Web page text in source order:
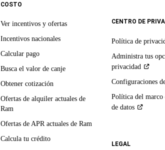
COSTO
Ver incentivos y ofertas
Incentivos nacionales
Calcular pago
Busca el valor de canje
Obtener cotización
Ofertas de alquiler actuales de
Ram
Ofertas de APR actuales de Ram
Calcula tu crédito
CENTRO DE
Política de
Administra tus
privacidad
Configuraciones
Política del marco
dedatos
LEGAL